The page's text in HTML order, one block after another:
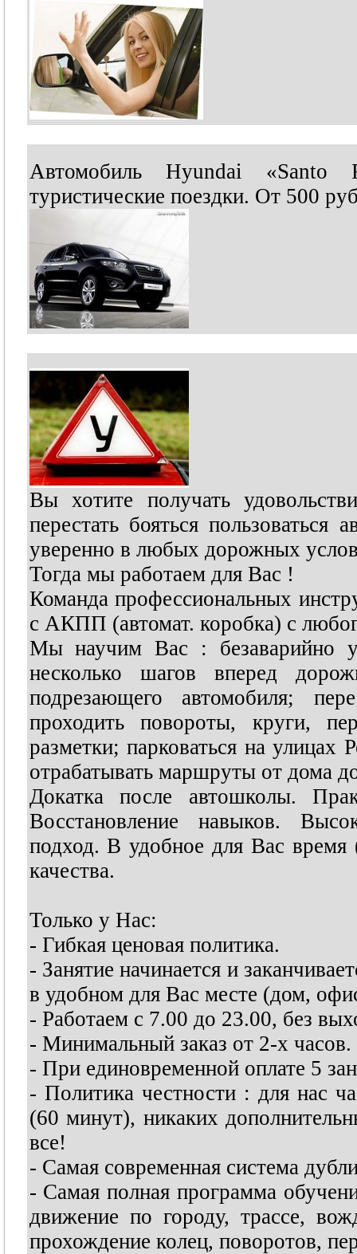
Автомобиль Hyundai «Santo
туристические поездки. От 500
Вы хотите получать
перестать бояться пользоваться
уверенно в любых дорожных
Тогда мы работаем для Вас !
Команда профессиональных
с АКПП (автомат. коробка) с
Мы научим Вас : безаварийно
несколько шагов вперед
подрезающего автомобиля;
проходить повороты, круги,
разметки; парковаться на
отрабатывать маршруты от дома
Докатка после автошколы.
Восстановление навыков.
подход. В удобное для Вас
качества.
Только у Нас:
- Гибкая ценовая политика.
- Занятие начинается и
в удобном для Вас месте (дом,
- Работаем с 7.00 до 23.00, без
- Минимальный заказ от 2-х часов.
- При единовременной оплате 5
- Политика честности : для нас
(60 минут), никаких
все!
- Самая современная система
- Самая полная программа
движение по городу, трассе,
прохождение колец, поворотов,